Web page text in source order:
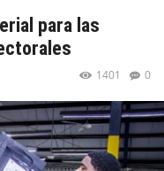
para las
0
1401